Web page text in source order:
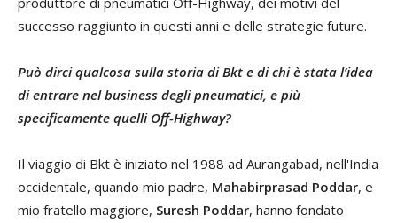
successo raggiunto in questi anni e delle strategie future.
Può dirci qualcosa sulla storia di Bkt e di chi è stata l’idea
di entrare nel business degli pneumatici, e più
specificamente quelli Off-Highway?
Il viaggio di Bkt è iniziato nel 1988 ad Aurangabad, nell'India
occidentale, quando mio padre, Mahabirprasad Poddar, e
mio fratello maggiore, Suresh Poddar, hanno fondato